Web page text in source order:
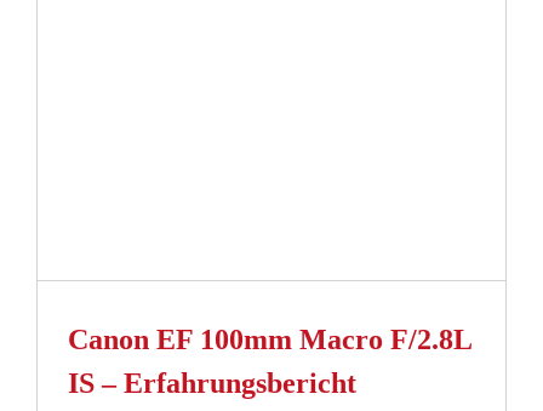
Canon EF 100mm Macro F/2.8L
IS – Erfahrungsbericht